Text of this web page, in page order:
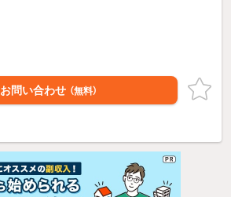
お問い合わせ （無料）